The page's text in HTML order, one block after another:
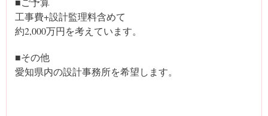
工事費+設計監理料含めて
約2,000万円を考えています。
■その他
愛知県内の設計事務所を希望します。